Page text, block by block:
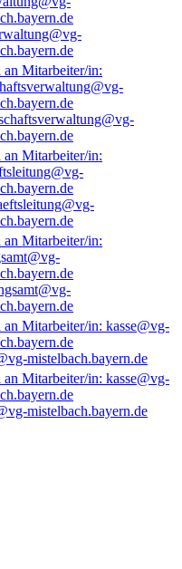
mistelbach.bayern.de
mistelbach.bayern.de